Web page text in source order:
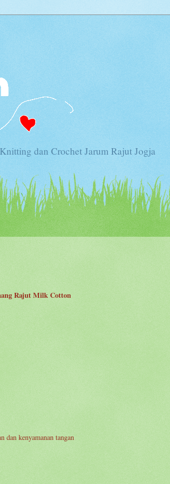
dan Crochet Jarum Rajut Jogja
Rajut Milk Cotton
dan kenyamanan tangan